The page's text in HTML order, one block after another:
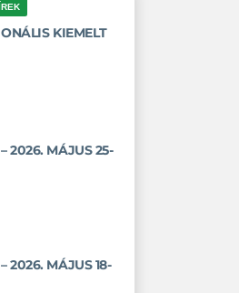
KIEMELT
2026. MÁJUS 25-
2026. MÁJUS 18-